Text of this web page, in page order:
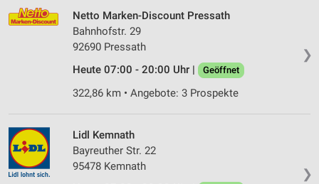
❯
Netto Marken-Discount Pressath
Bahnhofstr. 29
92690 Pressath
Heute 07:00 - 20:00 Uhr |
Geöffnet
322,86 km • Angebote: 3 Prospekte
❯
Lidl Kemnath
Bayreuther Str. 22
95478 Kemnath